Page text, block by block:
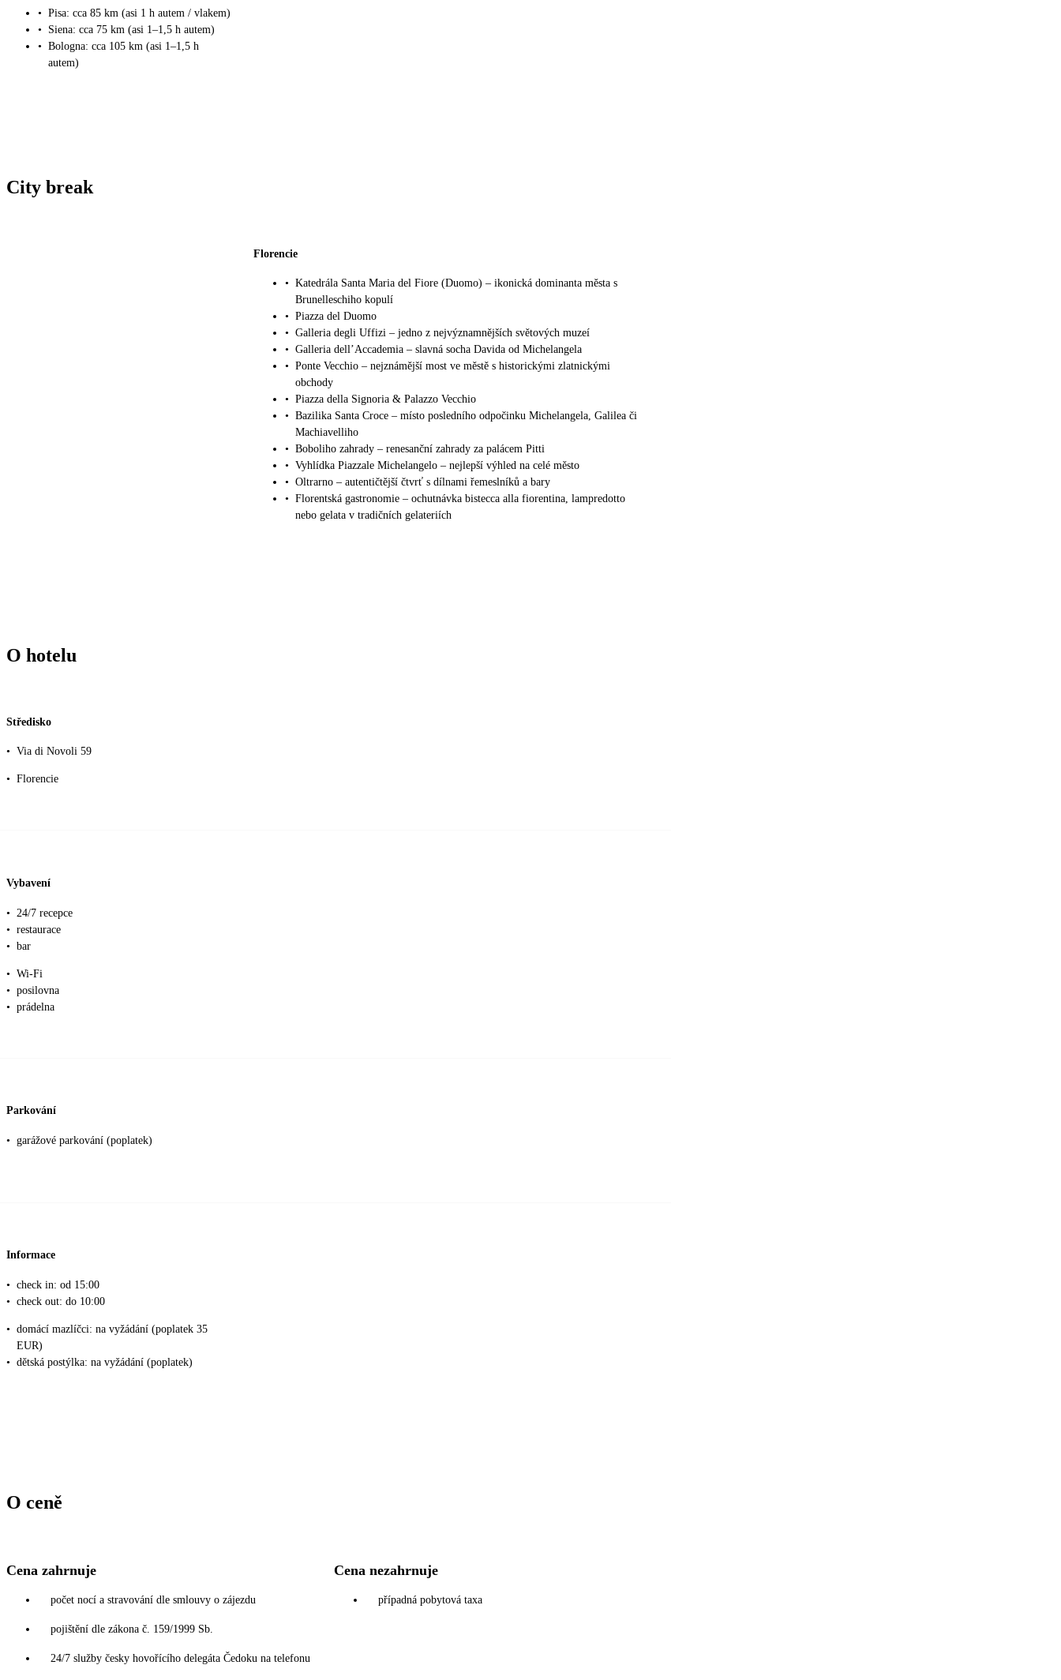
• Pisa: cca 85 km (asi 1 h autem / vlakem)
•
Siena: cca 75 km (asi 1–1,5 h autem)
• Bologna: cca 105 km (asi 1–1,5 h
autem)
City break
Florencie
• Katedrála Santa Maria del Fiore (Duomo) – ikonická dominanta města s
Brunelleschiho kopulí
• Piazza del Duomo
• Galleria degli Uffizi – jedno z nejvýznamnějších světových muzeí
• Galleria dell’Accademia – slavná socha Davida od Michelangela
• Ponte Vecchio – nejznámější most ve městě s historickými zlatnickými
obchody
• Piazza della Signoria & Palazzo Vecchio
• Bazilika Santa Croce – místo posledního odpočinku Michelangela, Galilea či
Machiavelliho
• Boboliho zahrady – renesanční zahrady za palácem Pitti
• Vyhlídka Piazzale Michelangelo – nejlepší výhled na celé město
• Oltrarno – autentičtější čtvrť s dílnami řemeslníků a bary
• Florentská gastronomie – ochutnávka bistecca alla fiorentina, lampredotto
nebo gelata v tradičních gelateriích
O hotelu
Středisko
• Via di Novoli 59
• Florencie
Vybavení
•
24/7 recepce
• restaurace
• bar
• Wi-Fi
• posilovna
• prádelna
Parkování
• garážové parkování (poplatek)
Informace
• check in: od 15:00
• check out: do 10:00
• domácí mazlíčci: na vyžádání (poplatek 35
EUR)
• dětská postýlka: na vyžádání (poplatek)
O ceně
Cena zahrnuje
počet nocí a stravování dle smlouvy o zájezdu
pojištění dle zákona č. 159/1999 Sb.
24/7 služby česky hovořícího delegáta Čedoku na telefonu
Cena nezahrnuje
případná pobytová taxa